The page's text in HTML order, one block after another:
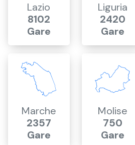
Lazio
8102
Gare
Liguria
2420
Gare
Marche
2357
Gare
Molise
750
Gare